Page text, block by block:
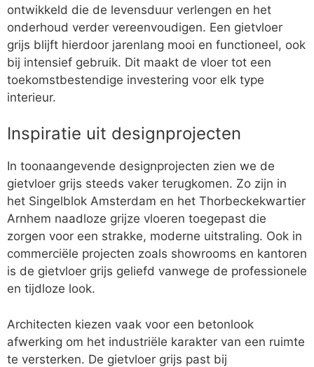
ontwikkeld die de levensduur verlengen en het
onderhoud verder vereenvoudigen. Een gietvloer
grijs blijft hierdoor jarenlang mooi en functioneel, ook
bij intensief gebruik. Dit maakt de vloer tot een
toekomstbestendige investering voor elk type
interieur.
Inspiratie uit designprojecten
In toonaangevende designprojecten zien we de
gietvloer grijs steeds vaker terugkomen. Zo zijn in
het Singelblok Amsterdam en het Thorbeckekwartier
Arnhem naadloze grijze vloeren toegepast die
zorgen voor een strakke, moderne uitstraling. Ook in
commerciële projecten zoals showrooms en kantoren
is de gietvloer grijs geliefd vanwege de professionele
en tijdloze look.
Architecten kiezen vaak voor een betonlook
afwerking om het industriële karakter van een ruimte
te versterken. De gietvloer grijs past bij